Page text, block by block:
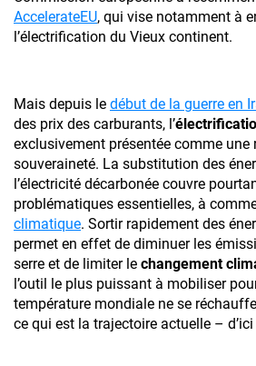
AccelerateEU, qui vise notamment à
l’électrification du Vieux continent.
Mais depuis le début de la guerre en
des prix des carburants, l’
exclusivement présentée comme une
souveraineté. La substitution des
l’électricité décarbonée couvre
problématiques essentielles, à
climatique. Sortir rapidement des
permet en effet de diminuer les
serre et de limiter le changement
l’outil le plus puissant à mobiliser
température mondiale ne se réchauffe
ce qui est la trajectoire actuelle –